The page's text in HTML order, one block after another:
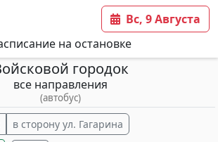
на остановке
Вс, 9 Августа
городок
все направления
(автобус)
в сторону ул. Гагарина